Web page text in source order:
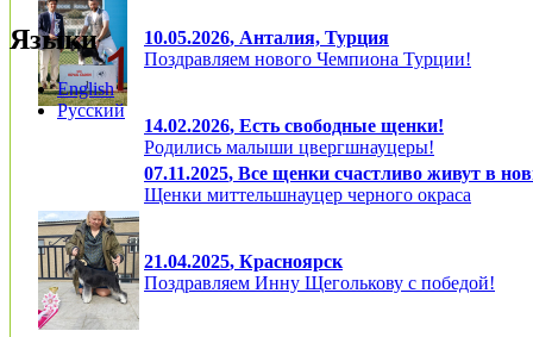
Языки
English
Русский
10.05.2026, Анталия, Турция
Поздравляем нового Чемпиона Турции!
14.02.2026, Есть свободные щенки!
Родились малыши цвергшнауцеры!
07.11.2025, Все щенки счастливо живут в
Щенки миттельшнауцер черного окраса
21.04.2025, Красноярск
Поздравляем Инну Щеголькову с победой!